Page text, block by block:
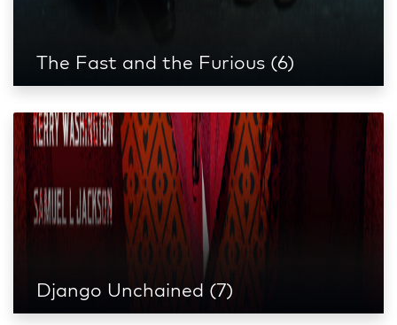
The Fast and the Furious (6)
Django Unchained (7)